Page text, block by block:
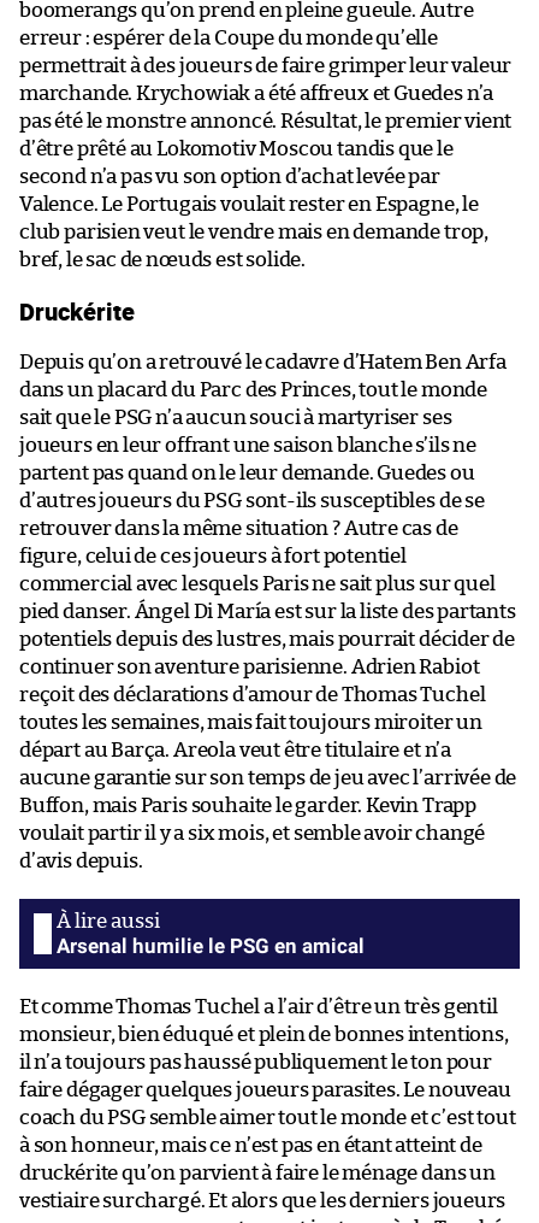
boomerangs qu’on prend en pleine gueule. Autre
erreur : espérer de la Coupe du monde qu’elle
permettrait à des joueurs de faire grimper leur valeur
marchande. Krychowiak a été affreux et Guedes n’a
pas été le monstre annoncé. Résultat, le premier vient
d’être prêté au Lokomotiv Moscou tandis que le
second n’a pas vu son option d’achat levée par
Valence. Le Portugais voulait rester en Espagne, le
club parisien veut le vendre mais en demande trop,
bref, le sac de nœuds est solide.
Druckérite
Depuis qu’on a retrouvé le cadavre d’Hatem Ben Arfa
dans un placard du Parc des Princes, tout le monde
sait que le PSG n’a aucun souci à martyriser ses
joueurs en leur offrant une saison blanche s’ils ne
partent pas quand on le leur demande. Guedes ou
d’autres joueurs du PSG sont-ils susceptibles de se
retrouver dans la même situation ? Autre cas de
figure, celui de ces joueurs à fort potentiel
commercial avec lesquels Paris ne sait plus sur quel
pied danser. Ángel Di María est sur la liste des partants
potentiels depuis des lustres, mais pourrait décider de
continuer son aventure parisienne. Adrien Rabiot
reçoit des déclarations d’amour de Thomas Tuchel
toutes les semaines, mais fait toujours miroiter un
départ au Barça. Areola veut être titulaire et n’a
aucune garantie sur son temps de jeu avec l’arrivée de
Buffon, mais Paris souhaite le garder. Kevin Trapp
voulait partir il y a six mois, et semble avoir changé
d’avis depuis.
Arsenal humilie le PSG en amical
Et comme Thomas Tuchel a l’air d’être un très gentil
monsieur, bien éduqué et plein de bonnes intentions,
il n’a toujours pas haussé publiquement le ton pour
faire dégager quelques joueurs parasites. Le nouveau
coach du PSG semble aimer tout le monde et c’est tout
à son honneur, mais ce n’est pas en étant atteint de
druckérite qu’on parvient à faire le ménage dans un
vestiaire surchargé. Et alors que les derniers joueurs